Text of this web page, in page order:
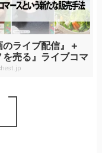
のライブ配信』＋
を売る』ライブコマ
いう新たな販売手法